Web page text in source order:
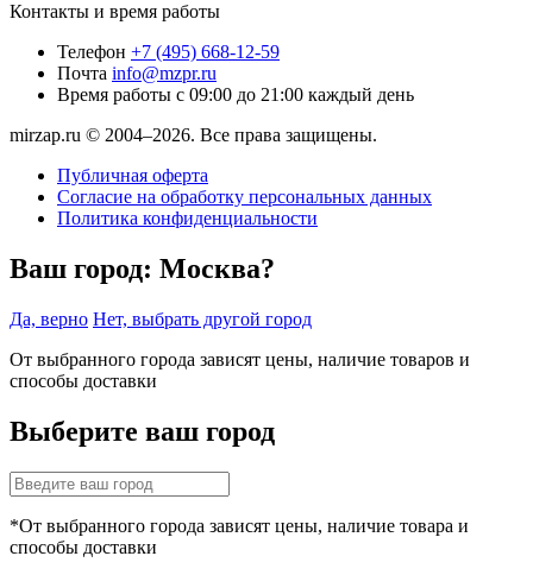
Контакты и время работы
Телефон +7 (495) 668-12-59
Почта info@mzpr.ru
Время работы с 09:00 до 21:00 каждый день
mirzap.ru © 2004–2026. Все права защищены.
Публичная оферта
Согласие на обработку персональных данных
Политика конфиденциальности
Ваш город: Москва?
Да, верно Нет, выбрать другой город
От выбранного города зависят цены, наличие товаров и
способы доставки
Выберите ваш город
*От выбранного города зависят цены, наличие товара и
способы доставки